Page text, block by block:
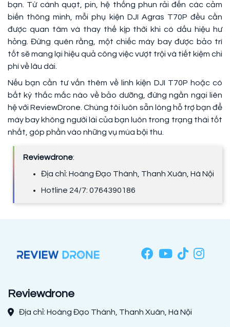
bạn. Từ cánh quạt, pin, hệ thống phun rải đến các cảm
biến thông minh, mỗi phụ kiện DJI Agras T70P đều cần
được quan tâm và thay thế kịp thời khi có dấu hiệu hư
hỏng. Đừng quên rằng, một chiếc máy bay được bảo trì
tốt sẽ mang lại hiệu quả công việc vượt trội và tiết kiệm chi
phí về lâu dài.
Nếu bạn cần tư vấn thêm về linh kiện DJI T70P hoặc có
bất kỳ thắc mắc nào về bảo dưỡng, đừng ngần ngại liên
hệ với ReviewDrone. Chúng tôi luôn sẵn lòng hỗ trợ bạn để
máy bay không người lái của bạn luôn trong trạng thái tốt
nhất, góp phần vào những vụ mùa bội thu.
Reviewdrone:
Địa chỉ: Hoàng Đạo Thành, Thanh Xuân, Hà Nội
Hotline 24/7: 0764390186
Reviewdrone
Địa chỉ: Hoàng Đạo Thành, Thanh Xuân, Hà Nội